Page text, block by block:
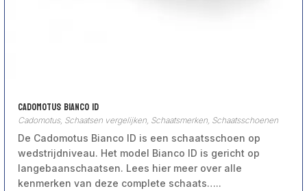
Cadomotus Bianco ID
Cadomotus, Schaatsen vergelijken Schaatsmerken Schaatsschoenen
De Cadomotus Bianco ID is een schaatsschoen op
wedstrijdniveau. Het model Bianco ID is gericht op
langebaanschaatsen. Lees hier meer over alle
kenmerken van deze complete schaats…..